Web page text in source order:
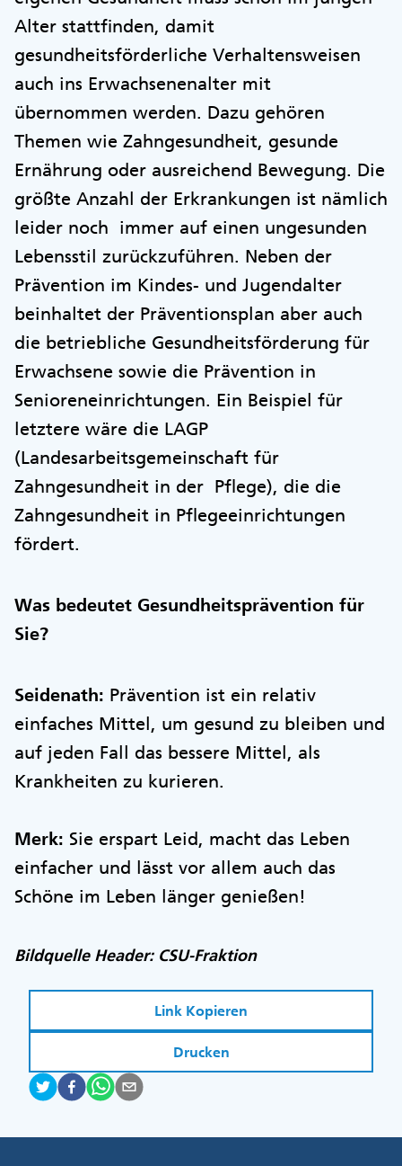
Alter stattfinden, damit
gesundheitsförderliche Verhaltensweisen
auch ins Erwachsenenalter mit
übernommen werden. Dazu gehören
Themen wie Zahngesundheit, gesunde
Ernährung oder ausreichend Bewegung. Die
größte Anzahl der Erkrankungen ist nämlich
leider noch immer auf einen ungesunden
Lebensstil zurückzuführen. Neben der
Prävention im Kindes- und Jugendalter
beinhaltet der Präventionsplan aber auch
die betriebliche Gesundheitsförderung für
Erwachsene sowie die Prävention in
Senioreneinrichtungen. Ein Beispiel für
letztere wäre die LAGP
(Landesarbeitsgemeinschaft für
Zahngesundheit in der Pflege), die die
Zahngesundheit in Pflegeeinrichtungen
fördert.
Was bedeutet Gesundheitsprävention für
Sie?
Seidenath: Prävention ist ein relativ
einfaches Mittel, um gesund zu bleiben und
auf jeden Fall das bessere Mittel, als
Krankheiten zu kurieren.
Merk: Sie erspart Leid, macht das Leben
einfacher und lässt vor allem auch das
Schöne im Leben länger genießen!
Bildquelle Header: CSU-Fraktion
Link Kopieren
Drucken